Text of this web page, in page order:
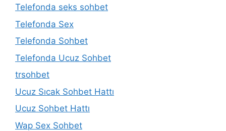
Telefonda seks sohbet
Telefonda Sex
Telefonda Sohbet
Telefonda Ucuz Sohbet
trsohbet
Ucuz Sıcak Sohbet Hattı
Ucuz Sohbet Hattı
Wap Sex Sohbet